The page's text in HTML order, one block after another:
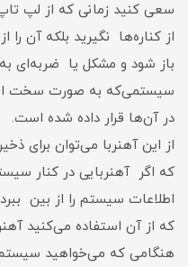
سعی کنید زمانی که از لپ
از کناره‌ها نگیرید بلکه آن
باز شود و مشکل یا ضربه‌ای
سیستمی‌که به صورت سخت
در آن‌ها قرار داده شده است.
از این آهنربا می‌توان برای
که اگر آهنربایی در کنار
اطلاعات سیستم را از بین
که از آن استفاده می‌کنید
هنگامی‌ که می‌خواهید سیستم